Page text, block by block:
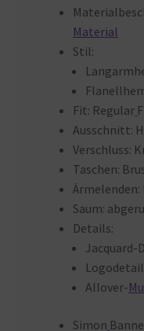
Material
Stil:
Fit: Regular
Ausschnitt:
Verschluss:
Taschen:
Saum:
Details:
Jacquard-
Logodetail
Allover-
Simon